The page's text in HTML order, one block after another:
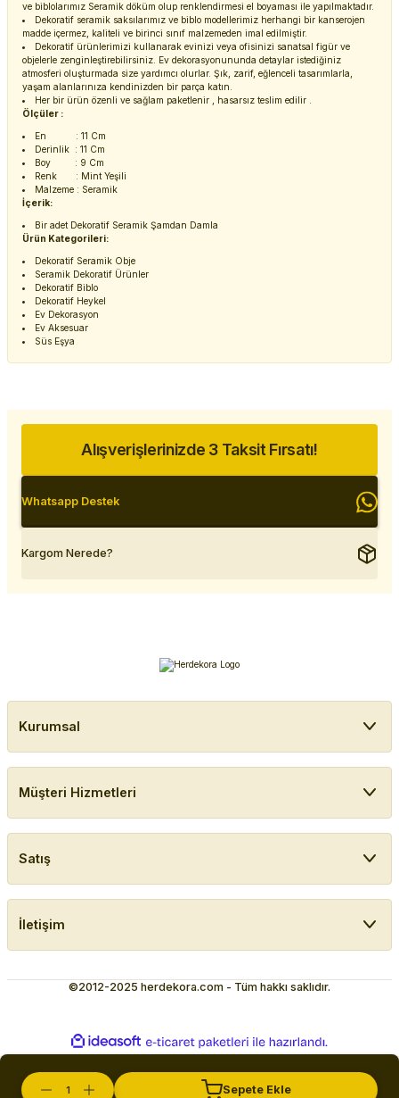
ve biblolarımız Seramik döküm olup renklendirmesi el boyaması ile yapılmaktadır.
Dekoratif seramik saksılarımız ve biblo modellerimiz herhangi bir kanserojen
madde içermez, kaliteli ve birinci sınıf malzemeden imal edilmiştir.
Dekoratif ürünlerimizi kullanarak evinizi veya ofisinizi sanatsal figür ve
objelerle zenginleştirebilirsiniz. Ev dekorasyonununda detaylar istediğiniz
atmosferi oluşturmada size yardımcı olurlar. Şık, zarif, eğlenceli tasarımlarla,
yaşam alanlarınıza kendinizden bir parça katın.
Her bir ürün özenli ve sağlam paketlenir , hasarsız teslim edilir .
Ölçüler :
En : 11 Cm
Derinlik : 11 Cm
Boy : 9 Cm
Renk : Mint Yeşili
Malzeme : Seramik
İçerik:
Bir adet Dekoratif Seramik Şamdan Damla
Ürün Kategorileri:
Dekoratif Seramik Obje
Seramik Dekoratif Ürünler
Dekoratif Biblo
Dekoratif Heykel
Ev Dekorasyon
Ev Aksesuar
Süs Eşya
Sepete Ekle
Alışverişlerinizde 3 Taksit Fırsatı!
Whatsapp Destek
Kargom Nerede?
Kurumsal
Müşteri Hizmetleri
Satış
İletişim
©2012-2025 herdekora.com - Tüm hakkı saklıdır.
ideasoft
e-
ticaret
hazırlandı.